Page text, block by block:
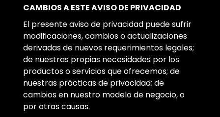
CAMBIOS A ESTE AVISO DE PRIVACIDAD
El presente aviso de privacidad puede sufrir
modificaciones, cambios o actualizaciones
derivadas de nuevos requerimientos legales;
de nuestras propias necesidades por los
productos o servicios que ofrecemos; de
nuestras prácticas de privacidad; de
cambios en nuestro modelo de negocio, o
por otras causas.